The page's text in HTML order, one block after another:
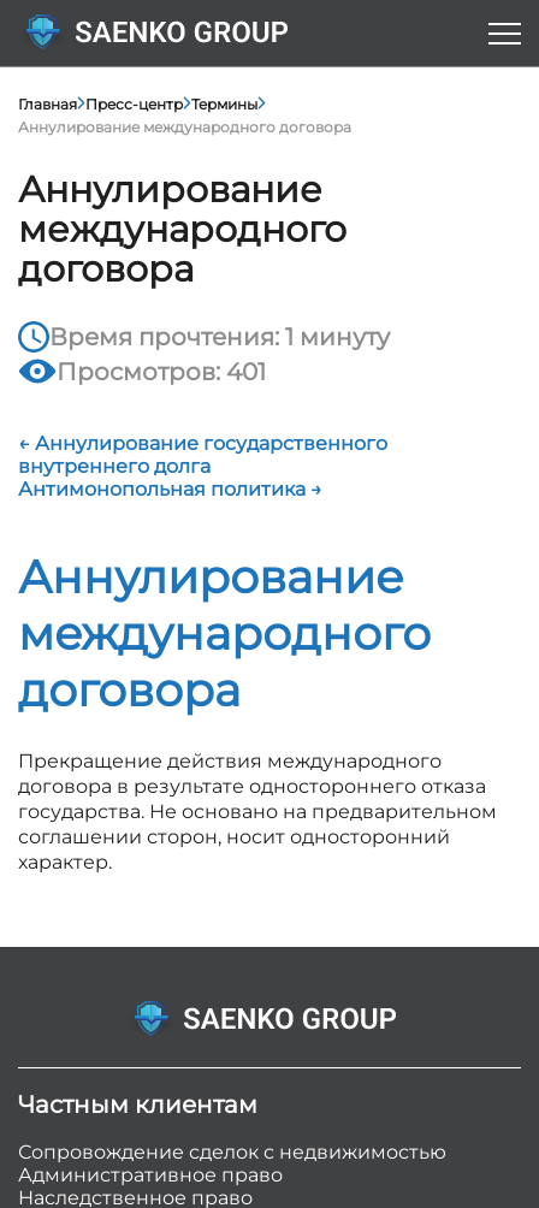
Главная Пресс-центр Термины
Аннулирование международного договора
Аннулирование
международного
договора
Время прочтения: 1 минуту
Просмотров: 401
← Аннулирование государственного
внутреннего долга
Антимонопольная политика →
Аннулирование
международного
договора
Прекращение действия международного
договора в результате одностороннего отказа
государства. Не основано на предварительном
соглашении сторон, носит односторонний
характер.
Частным клиентам
Сопровождение сделок с недвижимостью
Административное право
Наследственное право